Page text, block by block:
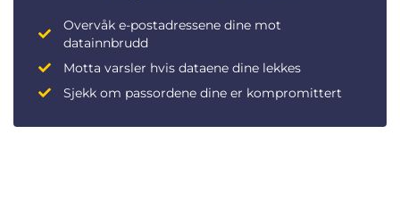
Overvåk e-postadressene dine mot
datainnbrudd
Motta varsler hvis dataene dine lekkes
Sjekk om passordene dine er kompromittert